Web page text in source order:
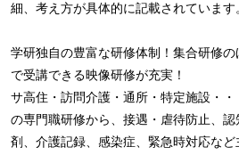
細、考え方が具体的に記載されています
学研独自の豊富な研修体制！集合研修
で受講できる映像研修が充実！
サ高住・訪問介護・通所・特定施設・
の専門職研修から、接遇・虐待防止、
剤、介護記録、感染症、緊急時対応な